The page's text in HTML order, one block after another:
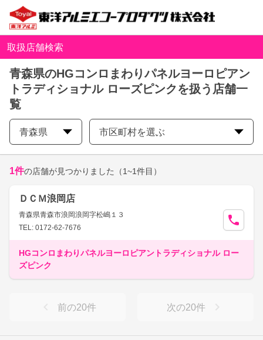
取扱店舗検索
青森県のHGコンロまわりパネルヨーロピアン
トラディショナル ローズピンクを扱う店舗一
覧
青森県 市区町村を選ぶ
1件の店舗が見つかりました （1~1件目）
ＤＣＭ浪岡店
青森県青森市浪岡浪岡字松嶋１３
TEL: 0172-62-7676
HGコンロまわりパネルヨーロピアントラディショナル ロー
ズピンク
前の20件 次の20件